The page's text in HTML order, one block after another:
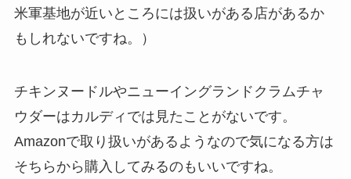
米軍基地が近いところには扱いがある店があるか
もしれないですね。）
チキンヌードルやニューイングランドクラムチャ
ウダーはカルディでは見たことがないです。
Amazonで取り扱いがあるようなので気になる方は
そちらから購入してみるのもいいですね。